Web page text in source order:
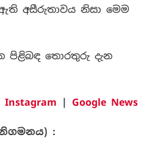
අසීරුතාවය නිසා මෙම
තොරතුරු දැන
Instagram | Google News
නිගමනය) :